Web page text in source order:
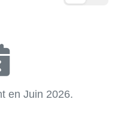
en Juin 2026.